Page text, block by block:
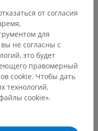
от согласия
для
не согласны с
это будет
правомерный
cookie. Чтобы дать
технологий,
cookie».